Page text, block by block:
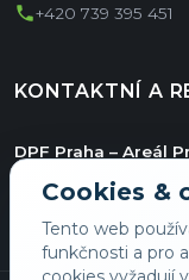
phone+420 739 395 451
KONTAKTNÍ A
DPF Praha – Areál
Jiřího ze Vtelna 1731/11
193 00 Praha
Cookies &
Tento web
funkčnosti a pro